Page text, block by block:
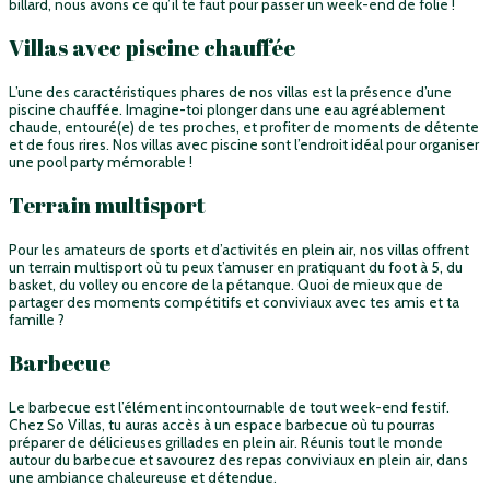
billard, nous avons ce qu’il te faut pour passer un week-end de folie !
Villas avec piscine chauffée
L’une des caractéristiques phares de nos villas est la présence d’une
piscine chauffée. Imagine-toi plonger dans une eau agréablement
chaude, entouré(e) de tes proches, et profiter de moments de détente
et de fous rires. Nos villas avec piscine sont l’endroit idéal pour organiser
une pool party mémorable !
Terrain multisport
Pour les amateurs de sports et d’activités en plein air, nos villas offrent
un terrain multisport où tu peux t’amuser en pratiquant du foot à 5, du
basket, du volley ou encore de la pétanque. Quoi de mieux que de
partager des moments compétitifs et conviviaux avec tes amis et ta
famille ?
Barbecue
Le barbecue est l’élément incontournable de tout week-end festif.
Chez So Villas, tu auras accès à un espace barbecue où tu pourras
préparer de délicieuses grillades en plein air. Réunis tout le monde
autour du barbecue et savourez des repas conviviaux en plein air, dans
une ambiance chaleureuse et détendue.